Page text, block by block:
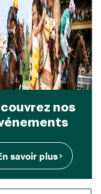
nos
savoir plus